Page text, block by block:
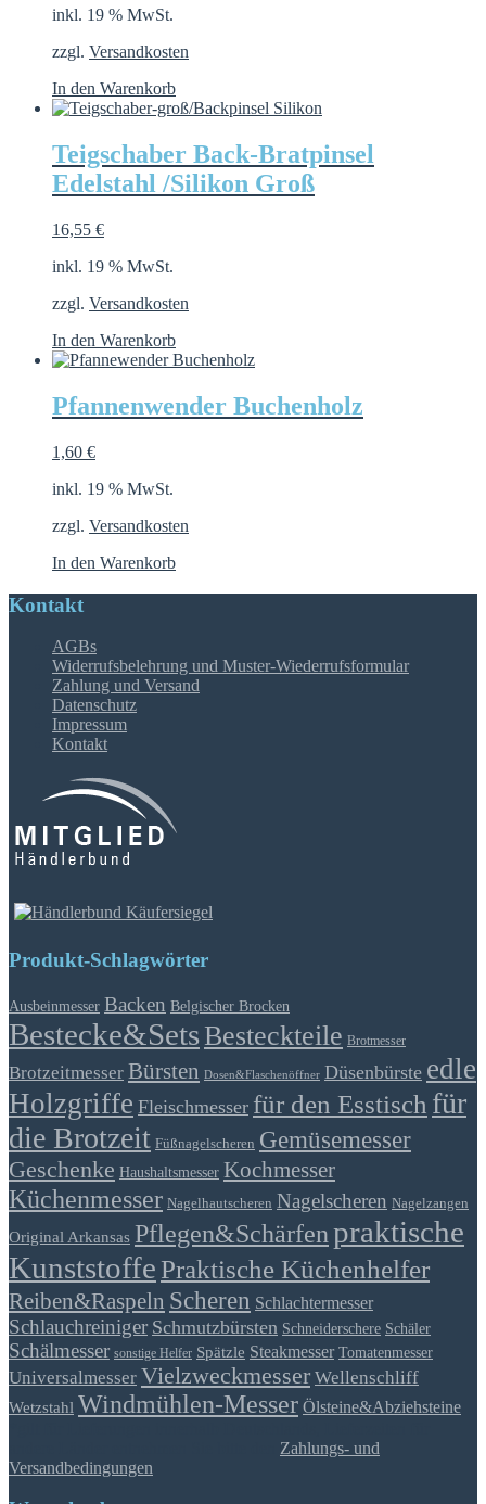
inkl. 19 % MwSt.
zzgl. Versandkosten
In den Warenkorb
Teigschaber Back-Bratpinsel
Edelstahl /Silikon Groß
16,55 €
inkl. 19 % MwSt.
zzgl. Versandkosten
In den Warenkorb
Pfannenwender Buchenholz
1,60 €
inkl. 19 % MwSt.
zzgl. Versandkosten
In den Warenkorb
Kontakt
AGBs
Widerrufsbelehrung und Muster-Wiederrufsformular
Zahlung und Versand
Datenschutz
Impressum
Kontakt
Produkt-Schlagwörter
Ausbeinmesser Backen Belgischer Brocken
Bestecke&SetsBesteckteile Brotmesser
Brotzeitmesser Bürsten Dosen&Flaschenöffner Düsenbürste edle
Holzgriffe Fleischmesser für den Esstisch für
die Brotzeit Füßnagelscheren Gemüsemesser
Geschenke Haushaltsmesser Kochmesser
Küchenmesser Nagelhautscheren Nagelscheren Nagelzangen
Original Arkansas Pflegen&Schärfenpraktische
KunststoffePraktische Küchenhelfer
Reiben&Raspeln Scheren Schlachtermesser
Schlauchreiniger Schmutzbürsten Schneiderschere Schäler
Schälmesser sonstige Helfer Spätzle Steakmesser Tomatenmesser
Universalmesser Vielzweckmesser Wellenschliff
Wetzstahl Windmühlen-Messer Ölsteine&Abziehsteine
Zahlungs- und
Versandbedingungen